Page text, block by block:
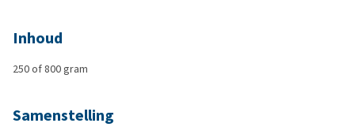
Inhoud
250 of 800 gram
Samenstelling